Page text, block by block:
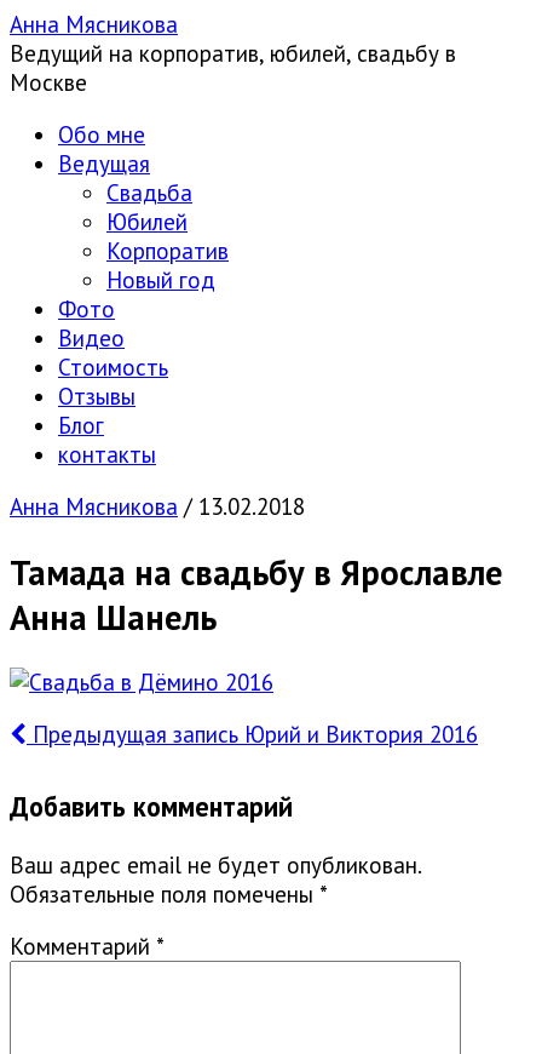
Анна Мясникова
Ведущий на корпоратив, юбилей, свадьбу в
Москве
Обо мне
Ведущая
Свадьба
Юбилей
Корпоратив
Новый год
Фото
Видео
Стоимость
Отзывы
Блог
контакты
Анна Мясникова / 13.02.2018
Тамада на свадьбу в Ярославле
Анна Шанель
Предыдущая запись Юрий и Виктория 2016
Добавить комментарий
Ваш адрес email не будет опубликован.
Обязательные поля помечены *
Комментарий *